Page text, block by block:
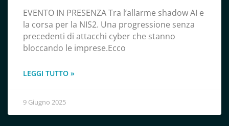
EVENTO IN PRESENZA Tra l’allarme shadow AI e
la corsa per la NIS2. Una progressione senza
precedenti di attacchi cyber che stanno
bloccando le imprese.Ecco
LEGGI TUTTO »
9 Giugno 2025